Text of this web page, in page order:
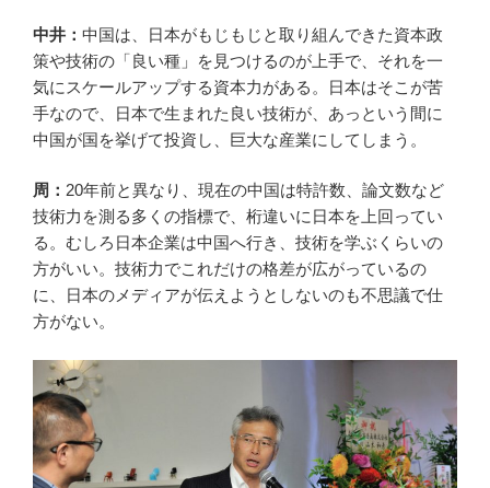
中井： 中国は、日本がもじもじと取り組んできた資本政
策や技術の「良い種」を見つけるのが上手で、それを一
気にスケールアップする資本力がある。日本はそこが苦
手なので、日本で生まれた良い技術が、あっという間に
中国が国を挙げて投資し、巨大な産業にしてしまう。
周： 20年前と異なり、現在の中国は特許数、論文数など
技術力を測る多くの指標で、桁違いに日本を上回ってい
る。むしろ日本企業は中国へ行き、技術を学ぶくらいの
方がいい。技術力でこれだけの格差が広がっているの
に、日本のメディアが伝えようとしないのも不思議で仕
方がない。